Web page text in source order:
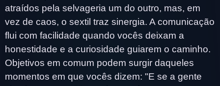
atraídos pela selvageria um do outro, mas, em
vez de caos, o sextil traz sinergia. A comunicação
flui com facilidade quando vocês deixam a
honestidade e a curiosidade guiarem o caminho.
Objetivos em comum podem surgir daqueles
momentos em que vocês dizem: "E se a gente